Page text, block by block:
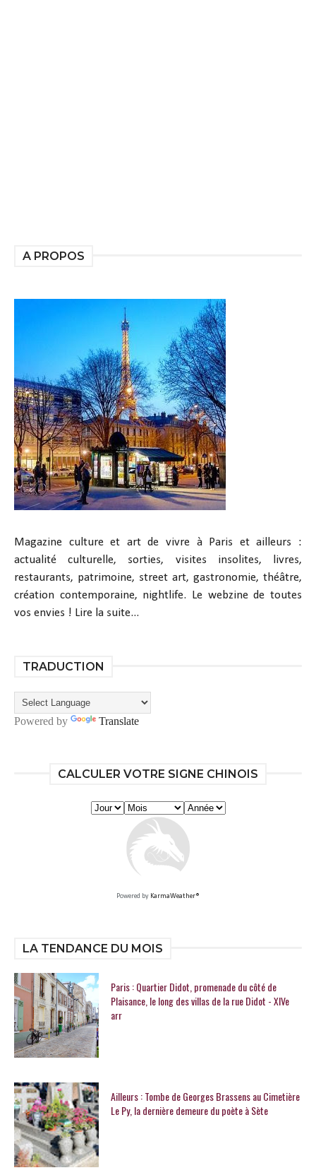
A PROPOS
Magazine culture et art de vivre à Paris et ailleurs :
actualité culturelle, sorties, visites insolites, livres,
restaurants, patrimoine, street art, gastronomie, théâtre,
création contemporaine, nightlife. Le webzine de toutes
vos envies ! Lire la suite...
TRADUCTION
Powered by Translate
CALCULER VOTRE SIGNE CHINOIS
Powered by KarmaWeather®
LA TENDANCE DU MOIS
Paris : Quartier Didot, promenade du côté de
Plaisance, le long des villas de la rue Didot - XIVe
arr
Ailleurs : Tombe de Georges Brassens au Cimetière
Le Py, la dernière demeure du poète à Sète